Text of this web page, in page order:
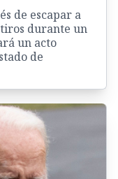
de escapar a
durante un
un acto
de